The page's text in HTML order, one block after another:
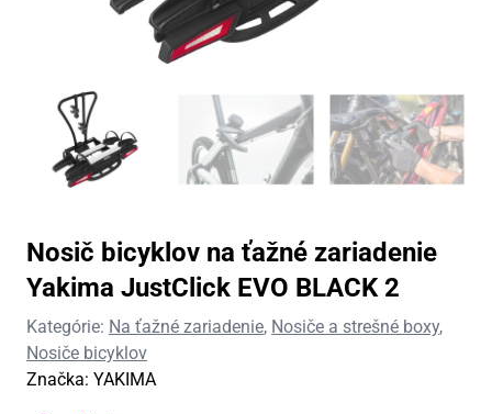
Nosič bicyklov na ťažné zariadenie
Yakima JustClick EVO BLACK 2
Kategórie: Na ťažné zariadenie, Nosiče a strešné boxy,
Nosiče bicyklov
Značka: YAKIMA